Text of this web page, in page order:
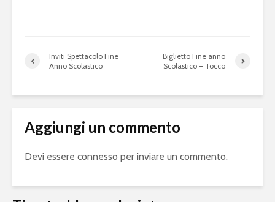
Inviti Spettacolo Fine
Anno Scolastico
Biglietto Fine anno
Scolastico – Tocco
Aggiungi un commento
Devi essere connesso per inviare un commento.